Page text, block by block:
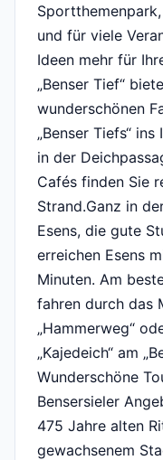
und für viele
Ideen mehr für
„Benser Tief“
wunderschönen
„Benser Tiefs“
in der
Cafés finden Sie
Strand.Ganz in
Esens, die gute
erreichen Esens
Minuten. Am
fahren durch das
„Hammerweg“
„Kajedeich“ am
Wunderschöne
Bensersieler
475 Jahre alten
gewachsenem